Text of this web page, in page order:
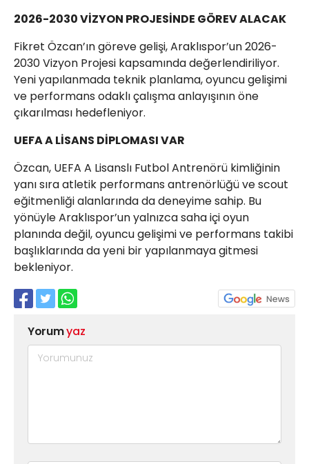
2026-2030 VİZYON PROJESİNDE GÖREV ALACAK
Fikret Özcan’ın göreve gelişi, Araklıspor’un 2026-
2030 Vizyon Projesi kapsamında değerlendiriliyor.
Yeni yapılanmada teknik planlama, oyuncu gelişimi
ve performans odaklı çalışma anlayışının öne
çıkarılması hedefleniyor.
UEFA A LİSANS DİPLOMASI VAR
Özcan, UEFA A Lisanslı Futbol Antrenörü kimliğinin
yanı sıra atletik performans antrenörlüğü ve scout
eğitmenliği alanlarında da deneyime sahip. Bu
yönüyle Araklıspor’un yalnızca saha içi oyun
planında değil, oyuncu gelişimi ve performans takibi
başlıklarında da yeni bir yapılanmaya gitmesi
bekleniyor.
Yorumyaz